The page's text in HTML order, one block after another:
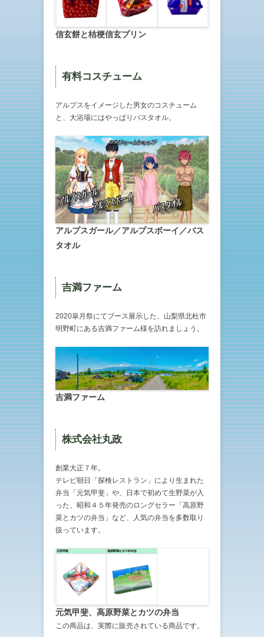
信玄餅と桔梗信玄プリン
有料コスチューム
アルプスをイメージした男女のコスチューム
と、大浴場にはやっぱりバスタオル。
アルプスガール／アルプスボーイ／バス
タオル
吉満ファーム
2020皐月祭にてブース展示した、山梨県北杜市
明野町にある吉満ファーム様を訪れましょう。
吉満ファーム
株式会社丸政
創業大正７年。
テレビ朝日「探検レストラン」により生まれた
弁当「元気甲斐」や、日本で初めて生野菜が入
った、昭和４５年発売のロングセラー「高原野
菜とカツの弁当」など、人気の弁当を多数取り
扱っています。
元気甲斐、高原野菜とカツの弁当
この商品は、実際に販売されている商品です。